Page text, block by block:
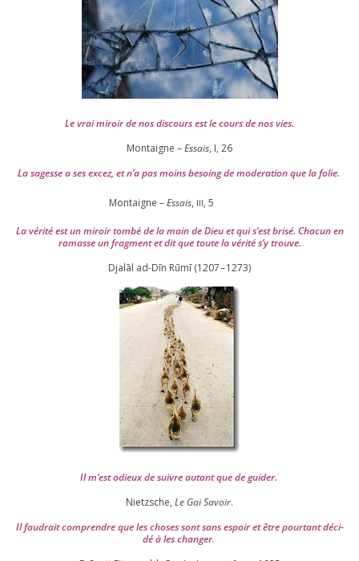
Le vrai miroir de nos dis­cours est le cours de nos vies.
Montaigne –Essais, I, 26
La sagesse a ses excez, et n’a pas moins besoing de mode­ra­tion que la folie.
Montaigne –Essais, III, 5
La véri­té est un miroir tom­bé de la main de Dieu et qui s’est bri­sé. Chacun en
ramasse un frag­ment et dit que toute la véri­té s’y trouve.
Djalāl ad-Dīn Rūmī (1207–1273)
Il m’est odieux de suivre autant que de gui­der.
Nietzsche, Le Gai Savoir.
Il fau­drait com­prendre que les choses sont sans espoir et être pour­tant déci­
dé à les chan­ger.